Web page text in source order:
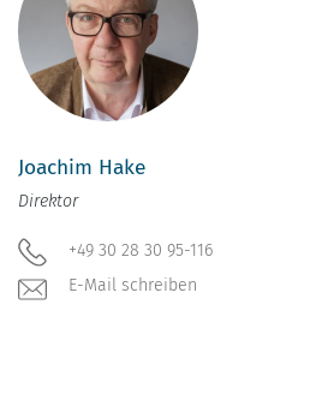
Joachim Hake
Direktor
+49 30 28 30 95-116
E-Mail schreiben